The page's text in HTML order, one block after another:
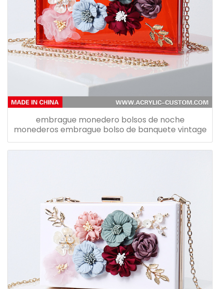
embrague monedero bolsos de noche
monederos embrague bolso de banquete vintage